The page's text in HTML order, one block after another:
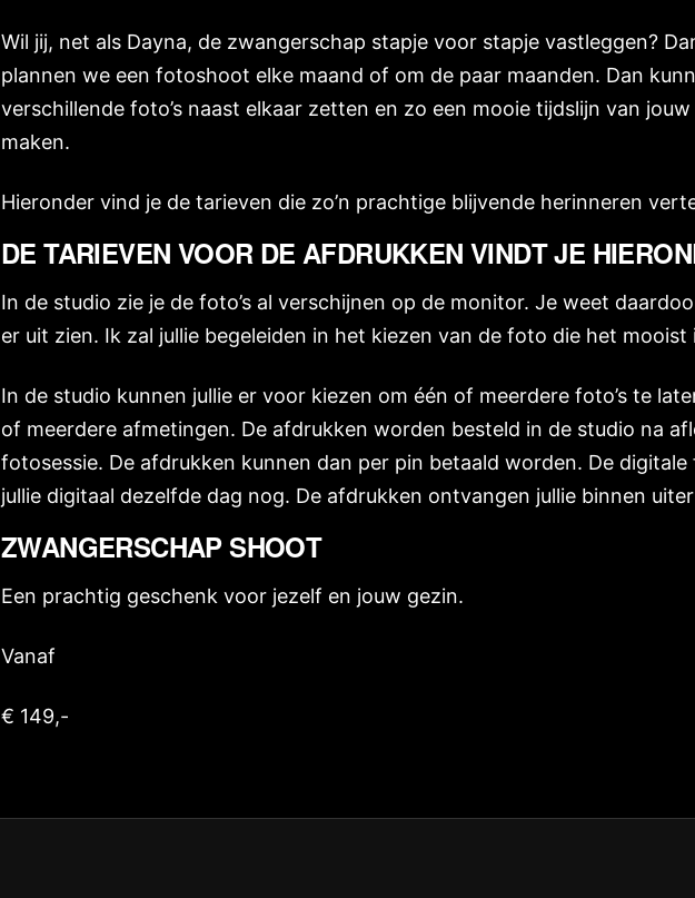
Wil jij, net als Dayna, de zwangerschap stapje voor stapje vastleggen?
plannen we een fotoshoot elke maand of om de paar maanden. Dan
verschillende foto’s naast elkaar zetten en zo een mooie tijdslijn van
maken.
Hieronder vind je de tarieven die zo’n prachtige blijvende herinneren
DE TARIEVEN VOOR DE AFDRUKKEN VINDT JE
In de studio zie je de foto’s al verschijnen op de monitor. Je weet
er uit zien. Ik zal jullie begeleiden in het kiezen van de foto die het mooist
In de studio kunnen jullie er voor kiezen om één of meerdere foto’s te
of meerdere afmetingen. De afdrukken worden besteld in de studio na
fotosessie. De afdrukken kunnen dan per pin betaald worden. De digitale
jullie digitaal dezelfde dag nog. De afdrukken ontvangen jullie binnen
ZWANGERSCHAP SHOOT
Een prachtig geschenk voor jezelf en jouw gezin.
Vanaf
€ 149,-